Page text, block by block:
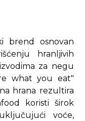
brend osnovan
hranljivih
za negu
what you eat"
hrana rezultira
koristi širok
voće,